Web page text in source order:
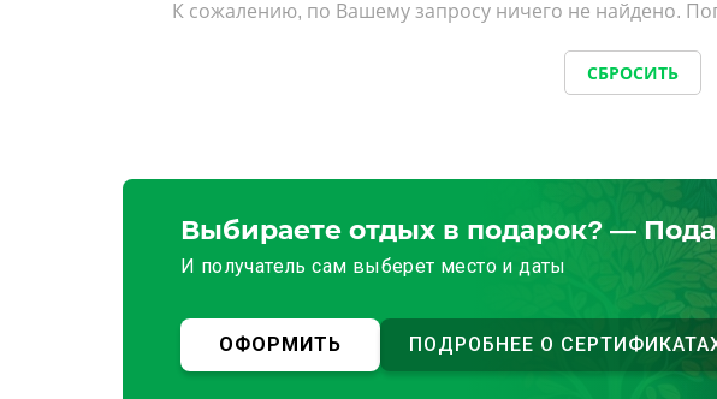
К сожалению, по Вашему запросу ничего не найдено.
СБРОСИТЬ
Выбираете отдых в подарок? —
И получатель сам выберет место и даты
ОФОРМИТЬ ПОДРОБНЕЕ О